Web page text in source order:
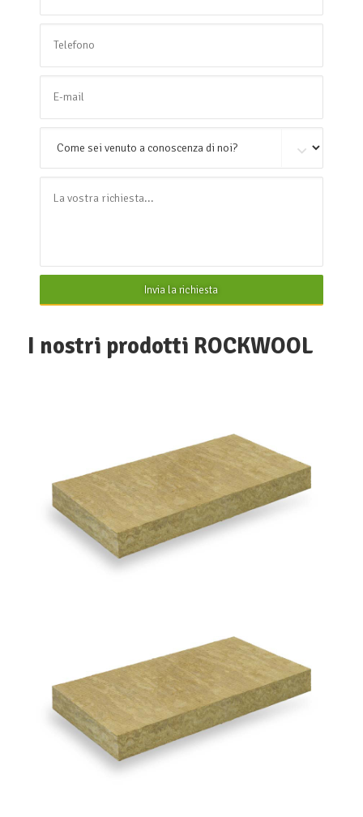
Invia la richiesta
I nostri prodotti ROCKWOOL
211 compresso
ROCKWOOL
220 compresso
ROCKWOOL